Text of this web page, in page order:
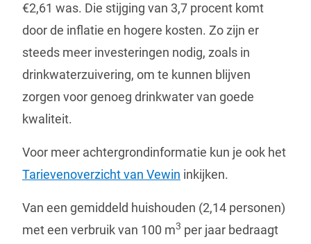
€2,61 was. Die stijging van 3,7 procent komt
door de inflatie en hogere kosten. Zo zijn er
steeds meer investeringen nodig, zoals in
drinkwaterzuivering, om te kunnen blijven
zorgen voor genoeg drinkwater van goede
kwaliteit.
Voor meer achtergrondinformatie kun je ook het
Tarievenoverzicht van Vewin inkijken.
Van een gemiddeld huishouden (2,14 personen)
met een verbruik van 100 m3 per jaar bedraagt